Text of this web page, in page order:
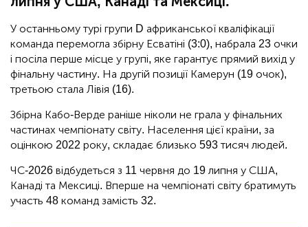
У останньому турі групи D африканської кваліфікації
команда перемогла збірну Есватіні (3:0), набрала 23 очки
і посіла перше місце у групі, яке гарантує прямий вихід у
фінальну частину. На другій позиції Камерун (19 очок),
третьою стала Лівія (16).
Збірна Кабо-Верде раніше ніколи не грала у фінальних
частинах чемпіонату світу. Населення цієї країни, за
оцінкою 2022 року, складає близько 593 тисяч людей.
ЧС-2026 відбудеться з 11 червня до 19 липня у США,
Канаді та Мексиці. Вперше на чемпіонаті світу братимуть
участь 48 команд замість 32.